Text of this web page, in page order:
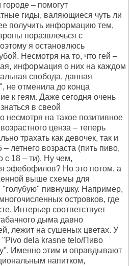
городе – помогут
гиды, валяющиеся чуть ли
получить информацию тем,
поразвлечься с
я остановлюсь
Несмотря на то, что гей –
информация о них на каждом
свобода, данная
не отменила до конца
к геям. Даже сегодня очень
в свеой
несмотря на такое позитивное
ценза – теперь
трахать как девочек, так и
летнего возраста (пить пиво,
с 18 – ти). Ну чем,
эфебофилов? Но это потом, а
выше схемы для
"голубую" пивнушку. Например,
островков, где
Интерьер соответствует
дыма давно
лежит на сушеных цветах. У
"Pivo dela krasne telо/Пиво
Именно этим и оправдывают
напитком,